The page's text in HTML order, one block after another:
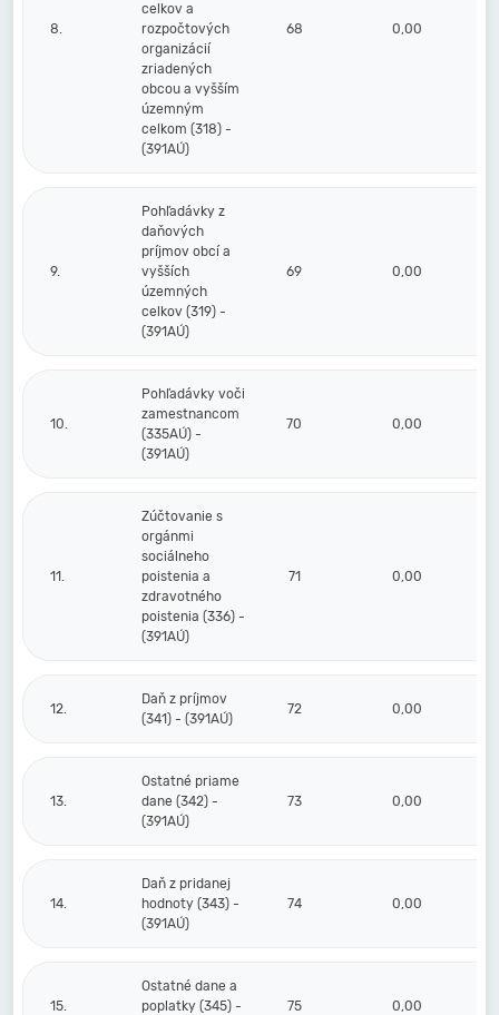
8.
celkov a
rozpočtových
organizácií
zriadených
obcou a vyšším
územným
celkom (318) -
(391AÚ)
68 0,00
9.
Pohľadávky z
daňových
príjmov obcí a
vyšších
územných
celkov (319) -
(391AÚ)
69 0,00
10.
Pohľadávky voči
zamestnancom
(335AÚ) -
(391AÚ)
70 0,00
11.
Zúčtovanie s
orgánmi
sociálneho
poistenia a
zdravotného
poistenia (336) -
(391AÚ)
71 0,00
12.
Daň z príjmov
(341) - (391AÚ)
72 0,00
13.
Ostatné priame
dane (342) -
(391AÚ)
73 0,00
14.
Daň z pridanej
hodnoty (343) -
(391AÚ)
74 0,00
15.
Ostatné dane a
poplatky (345) -
75 0,00